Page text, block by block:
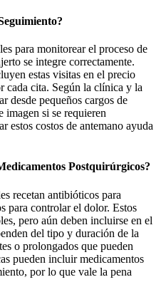
para monitorear el proceso de
se integre correctamente.
estas visitas en el precio
cada cita. Según la clínica y la
desde pequeños cargos de
imagen si se requieren
estos costos de antemano ayuda
Postquirúrgicos?
recetan antibióticos para
para controlar el dolor. Estos
pero aún deben incluirse en el
del tipo y duración de la
o prolongados que pueden
pueden incluir medicamentos
por lo que vale la pena